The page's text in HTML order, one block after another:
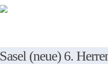
Sasel (neue) 6.